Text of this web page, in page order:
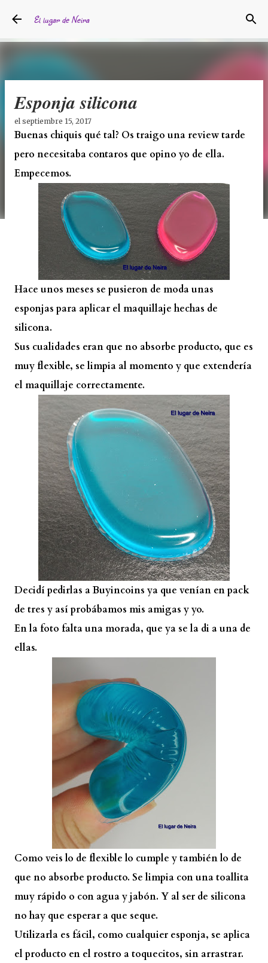
El lugar de Neira
Esponja silicona
el septiembre 15, 2017
Buenas chiquis qué tal? Os traigo una review tarde
pero necesitaba contaros que opino yo de ella.
Empecemos.
Hace unos meses se pusieron de moda unas
esponjas para aplicar el maquillaje hechas de
silicona.
Sus cualidades eran que no absorbe producto, que es
muy flexible, se limpia al momento y que extendería
el maquillaje correctamente.
Decidí pedirlas a Buyincoins ya que venían en pack
de tres y así probábamos mis amigas y yo.
En la foto falta una morada, que ya se la di a una de
ellas.
Como veis lo de flexible lo cumple y también lo de
que no absorbe producto. Se limpia con una toallita
muy rápido o con agua y jabón. Y al ser de silicona
no hay que esperar a que seque.
Utilizarla es fácil, como cualquier esponja, se aplica
el producto en el rostro a toquecitos, sin arrastrar.